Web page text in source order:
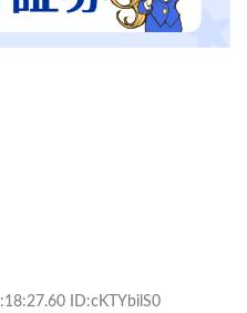
ID:cKTYbilS0